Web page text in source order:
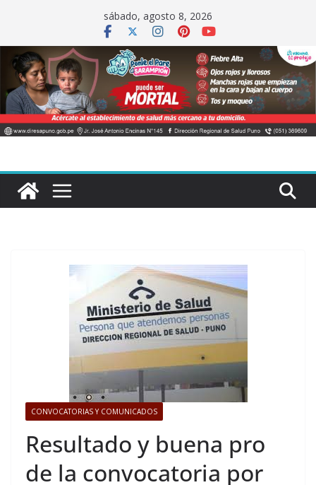
contenido
sábado, agosto 8, 2026
CONVOCATORIAS Y COMUNICADOS
Resultado y buena pro
de la convocatoria por